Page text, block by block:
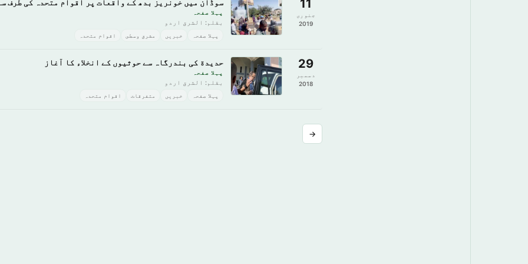
11
جنوری
2019
سوڈان میں خونریز بدھ کے واقعات پر اقوام متحدہ کی طرف
پہلا صفحہ
بقلم: الشرق اردو
پہلا صفحہ خبريں مشرق وسطى اقوام متحدہ
29
دسمبر
2018
حديدة کی بندرگاہ سے حوثیوں کے انخلاء کا آغاز
پہلا صفحہ
بقلم: الشرق اردو
پہلا صفحہ خبريں متفرقات اقوام متحدہ
→